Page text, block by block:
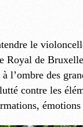
le
de
l’ombre des
contre les